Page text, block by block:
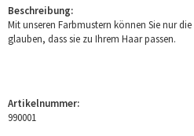
Beschreibung:
Mit unseren Farbmustern können Sie nur
glauben, dass sie zu Ihrem Haar passen.
Artikelnummer:
990001